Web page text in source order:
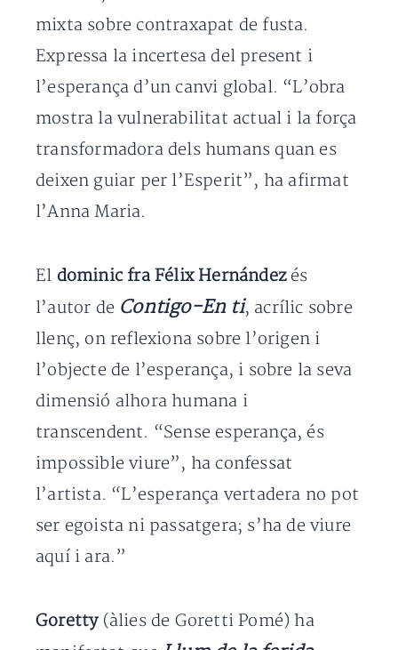
mixta sobre contraxapat de fusta.
Expressa la incertesa del present i
l’esperança d’un canvi global. “L’obra
mostra la vulnerabilitat actual i la força
transformadora dels humans quan es
deixen guiar per l’Esperit”, ha afirmat
l’Anna Maria.
El dominic fra Félix Hernándezés
l’autor de Contigo-En ti, acrílic sobre
llenç, on reflexiona sobre l’origen i
l’objecte de l’esperança, i sobre la seva
dimensió alhora humana i
transcendent. “Sense esperança, és
impossible viure”, ha confessat
l’artista. “L’esperança vertadera no pot
ser egoista ni passatgera; s’ha de viure
aquí i ara.”
Goretty(àlies de Goretti Pomé) ha